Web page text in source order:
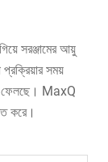
সরঞ্জামের আয়ু
সময়
ফেলছে। MaxQ
করে।